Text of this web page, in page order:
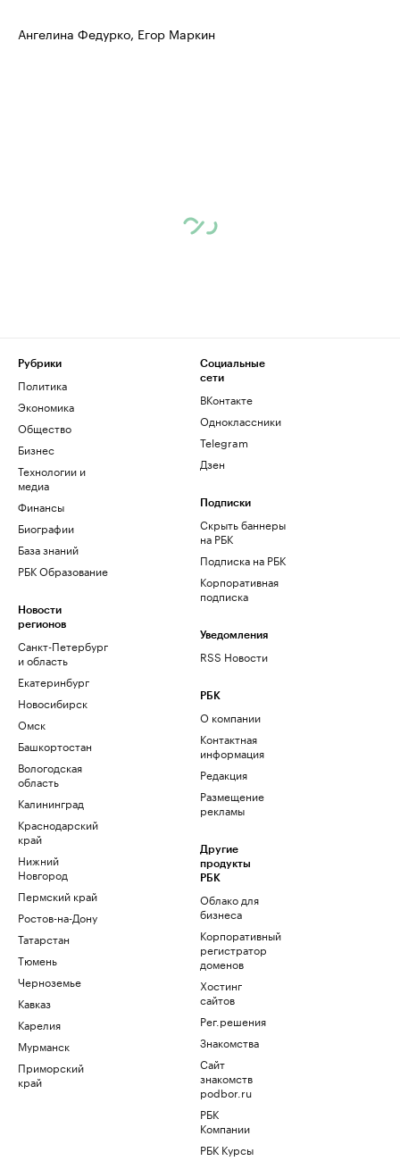
Ангелина Федурко, Егор Маркин
Рубрики
Политика
Экономика
Общество
Бизнес
Технологии и
медиа
Финансы
Биографии
База знаний
РБК Образование
Новости
регионов
Санкт-Петербург
и область
Екатеринбург
Новосибирск
Омск
Башкортостан
Вологодская
область
Калининград
Краснодарский
край
Нижний
Новгород
Пермский край
Ростов-на-Дону
Татарстан
Тюмень
Черноземье
Кавказ
Карелия
Мурманск
Приморский
край
Социальные
сети
ВКонтакте
Одноклассники
Telegram
Дзен
Подписки
Скрыть баннеры
на РБК
Подписка на РБК
Корпоративная
подписка
Уведомления
RSS Новости
РБК
О компании
Контактная
информация
Редакция
Размещение
рекламы
Другие
продукты
РБК
Облако для
бизнеса
Корпоративный
регистратор
доменов
Хостинг
сайтов
Рег.решения
Знакомства
Сайт
знакомств
podbor.ru
РБК
Компании
РБК Курсы